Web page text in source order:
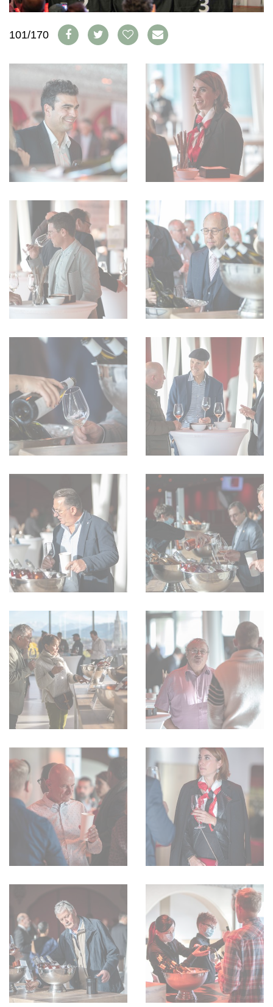
ABO
AUSGABE
ARCHIV
BÜCHER
WEINSZENE
VINOPHILES
ANMELDEN
GEWINNSPIELE
VORTEILSWELT
TRINKREIFETABELLE
ABO
WEINSUCHE
NEWSLETTER
WINE TRADE CLUB
REDAKTION
PRESSE
IMPRESSUM
AGB & DATENSCHUTZ
FAQ
101/170